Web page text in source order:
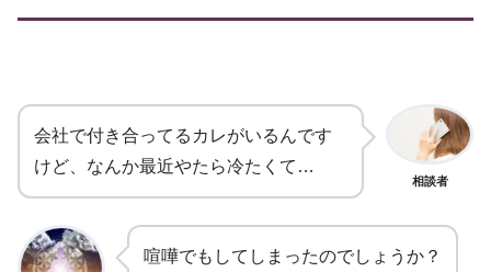
会社で付き合ってるカレがいるんです
けど、なんか最近やたら冷たくて…
相談者
喧嘩でもしてしまったのでしょうか？